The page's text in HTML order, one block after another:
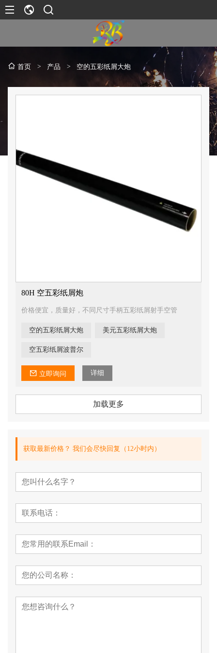
首页 > 产品 > 空的五彩纸屑大炮
80H 空五彩纸屑炮
价格便宜，质量好，不同尺寸手柄五彩纸屑射手空管
空的五彩纸屑大炮 美元五彩纸屑大炮
空五彩纸屑波普尔
立即询问 详细
加载更多
获取最新价格？ 我们会尽快回复（12小时内）